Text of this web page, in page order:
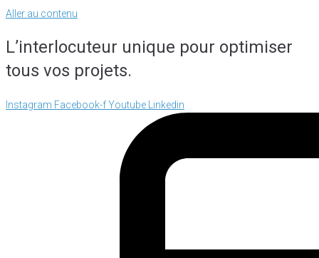
Aller au contenu
L’interlocuteur unique pour optimiser
tous vos projets.
Instagram Facebook-fYoutube Linkedin